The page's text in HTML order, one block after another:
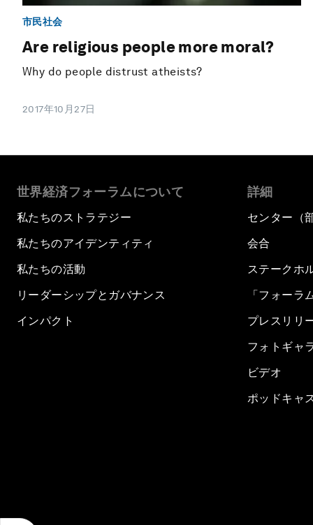
市民社会
Are religious people more moral?
Why do people distrust atheists?
2017年10月27日
世界経済フォーラムについて
私たちのストラテジー
私たちのアイデンティティ
私たちの活動
リーダーシップとガバナンス
インパクト
詳細
センター（
会合
ステークホ
「フォーラ
プレスリリ
フォトギャ
ビデオ
ポッドキャ